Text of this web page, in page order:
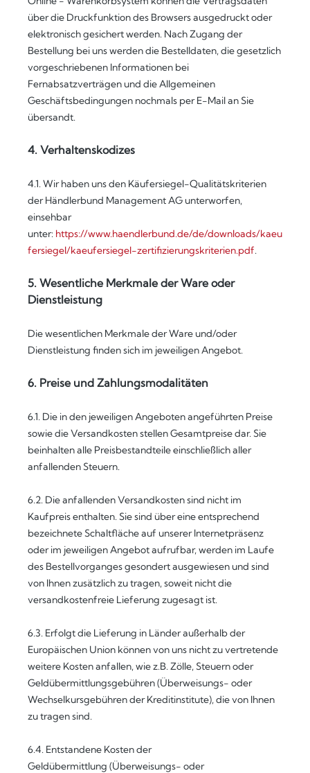
über die Druckfunktion des Browsers ausgedruckt oder
elektronisch gesichert werden. Nach Zugang der
Bestellung bei uns werden die Bestelldaten, die gesetzlich
vorgeschriebenen Informationen bei
Fernabsatzverträgen und die Allgemeinen
Geschäftsbedingungen nochmals per E-Mail an Sie
übersandt.
4. Verhaltenskodizes
4.1. Wir haben uns den Käufersiegel-Qualitätskriterien
der Händlerbund Management AG unterworfen,
einsehbar
unter: https://www.haendlerbund.de/de/downloads/kaeu
fersiegel/kaeufersiegel-zertifizierungskriterien.pdf.
5. Wesentliche Merkmale der Ware oder
Dienstleistung
Die wesentlichen Merkmale der Ware und/oder
Dienstleistung finden sich im jeweiligen Angebot.
6. Preise und Zahlungsmodalitäten
6.1. Die in den jeweiligen Angeboten angeführten Preise
sowie die Versandkosten stellen Gesamtpreise dar. Sie
beinhalten alle Preisbestandteile einschließlich aller
anfallenden Steuern.
6.2. Die anfallenden Versandkosten sind nicht im
Kaufpreis enthalten. Sie sind über eine entsprechend
bezeichnete Schaltfläche auf unserer Internetpräsenz
oder im jeweiligen Angebot aufrufbar, werden im Laufe
des Bestellvorganges gesondert ausgewiesen und sind
von Ihnen zusätzlich zu tragen, soweit nicht die
versandkostenfreie Lieferung zugesagt ist.
6.3. Erfolgt die Lieferung in Länder außerhalb der
Europäischen Union können von uns nicht zu vertretende
weitere Kosten anfallen, wie z.B. Zölle, Steuern oder
Geldübermittlungsgebühren (Überweisungs- oder
Wechselkursgebühren der Kreditinstitute), die von Ihnen
zu tragen sind.
6.4. Entstandene Kosten der
Geldübermittlung (Überweisungs- oder